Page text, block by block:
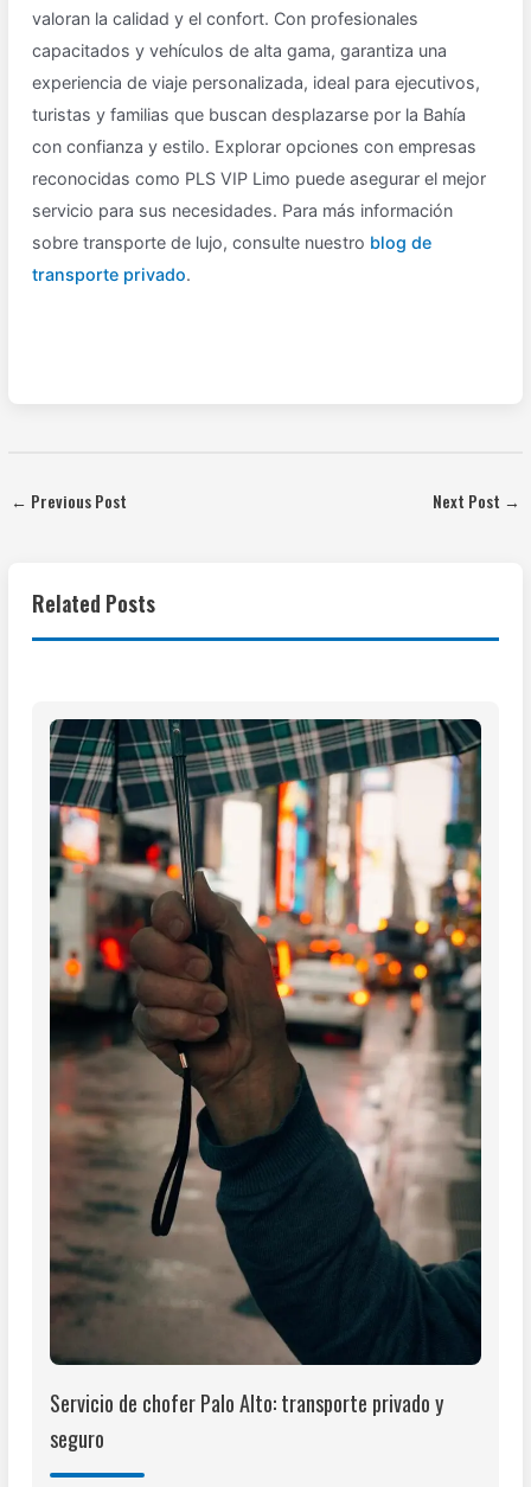
valoran la calidad y el confort. Con profesionales
capacitados y vehículos de alta gama, garantiza una
experiencia de viaje personalizada, ideal para ejecutivos,
turistas y familias que buscan desplazarse por la Bahía
con confianza y estilo. Explorar opciones con empresas
reconocidas como PLS VIP Limo puede asegurar el mejor
servicio para sus necesidades. Para más información
sobre transporte de lujo, consulte nuestro blog de
transporte privado.
← Previous Post Next Post →
Related Posts
Servicio de chofer Palo Alto: transporte privado y
seguro